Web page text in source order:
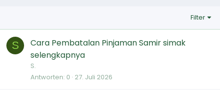
Filter
S
Cara Pembatalan Pinjaman Samir simak
selengkapnya
S.
Antworten 0 27. Juli 2026